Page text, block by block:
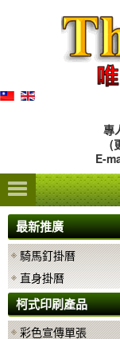
專
(
E-
最新推廣
騎馬釘掛曆
直身掛曆
柯式印刷產品
彩色宣傳單張